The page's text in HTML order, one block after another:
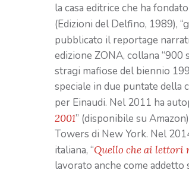
la casa editrice che ha
(Edizioni del Delfino, 1989),
pubblicato il reportage
edizione ZONA, collana “900
stragi mafiose del biennio
speciale in due puntate della
per Einaudi. Nel 2011 ha
2001” (disponibile su
Towers di New York. Nel
italiana, “Quello che ai lettori
lavorato anche come